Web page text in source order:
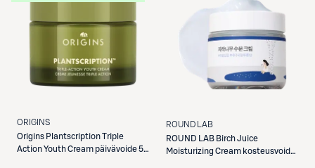
ORIGINS
Origins Plantscription Triple
Action Youth Cream päivävoide 50
ROUND LAB
ROUND LAB Birch Juice
Moisturizing Cream kosteusvoide